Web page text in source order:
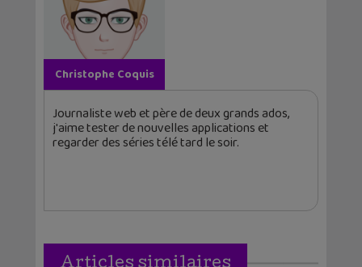
Christophe Coquis
Journaliste web et père de deux grands ados,
j'aime tester de nouvelles applications et
regarder des séries télé tard le soir.